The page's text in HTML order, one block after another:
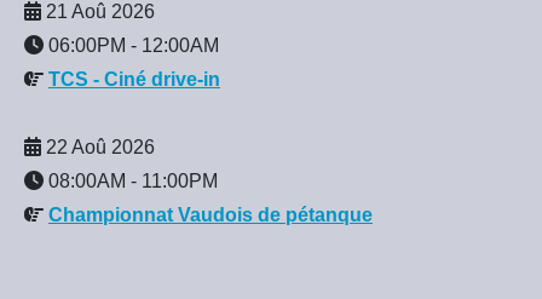
21 Aoû 2026
06:00PM - 12:00AM
TCS - Ciné drive-in
22 Aoû 2026
08:00AM - 11:00PM
Championnat Vaudois de pétanque